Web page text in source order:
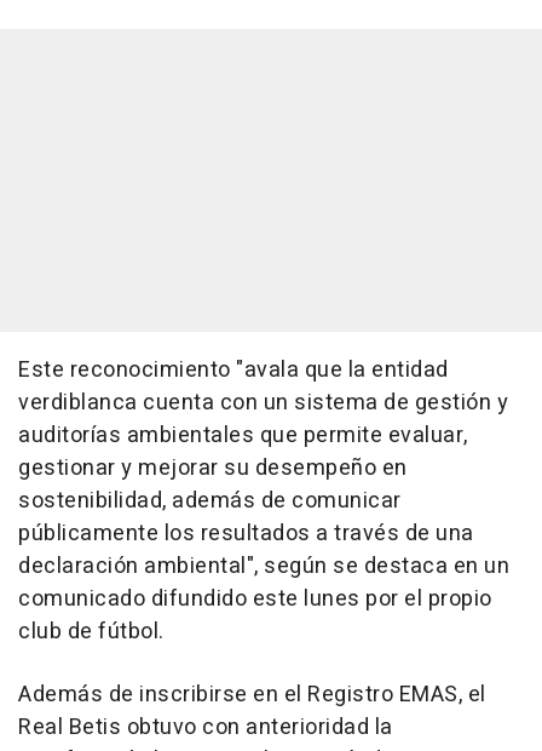
Este reconocimiento "avala que la entidad
verdiblanca cuenta con un sistema de gestión y
auditorías ambientales que permite evaluar,
gestionar y mejorar su desempeño en
sostenibilidad, además de comunicar
públicamente los resultados a través de una
declaración ambiental", según se destaca en un
comunicado difundido este lunes por el propio
club de fútbol.
Además de inscribirse en el Registro EMAS, el
Real Betis obtuvo con anterioridad la